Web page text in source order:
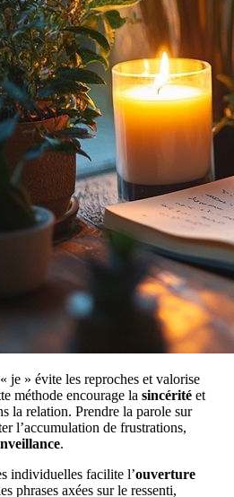
je » évite les reproches et valorise
méthode encourage la sincérité et
la relation. Prendre la parole sur
l’accumulation de frustrations,
.
individuelles facilite l’ouverture
phrases axées sur le ressenti,